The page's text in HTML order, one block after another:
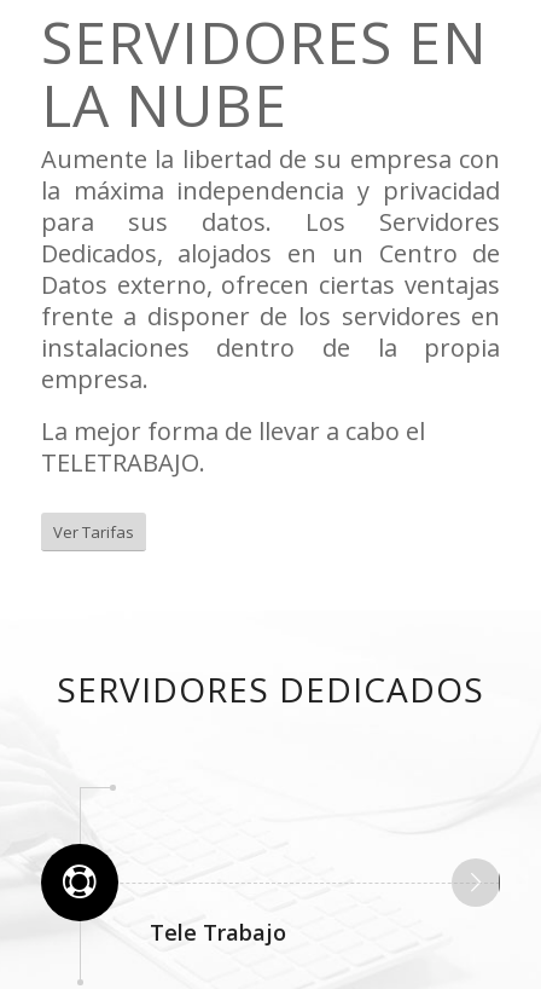
SERVIDORES EN
LA NUBE
Aumente la libertad de su empresa con
la máxima independencia y privacidad
para sus datos. Los Servidores
Dedicados, alojados en un Centro de
Datos externo, ofrecen ciertas ventajas
frente a disponer de los servidores en
instalaciones dentro de la propia
empresa.
La mejor forma de llevar a cabo el
TELETRABAJO.
Ver Tarifas
SERVIDORES DEDICADOS
Tele Trabajo